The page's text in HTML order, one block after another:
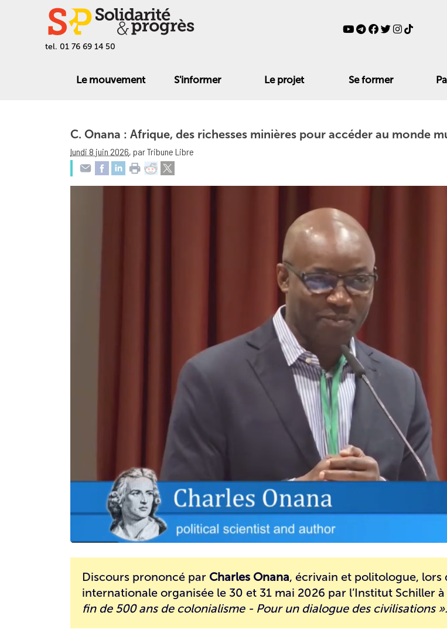
tel. 01 76 69 14 50
Le mouvement S'informer Le projet Se former
C. Onana : Afrique, des richesses minières pour accéder au monde
lundi 8 juin 2026, par Tribune Libre
Discours prononcé par Charles Onana, écrivain et politologue, lors
internationale organisée le 30 et 31 mai 2026 par l’Institut Schiller
fin de 500 ans de colonialisme - Pour un dialogue des civilisations ».